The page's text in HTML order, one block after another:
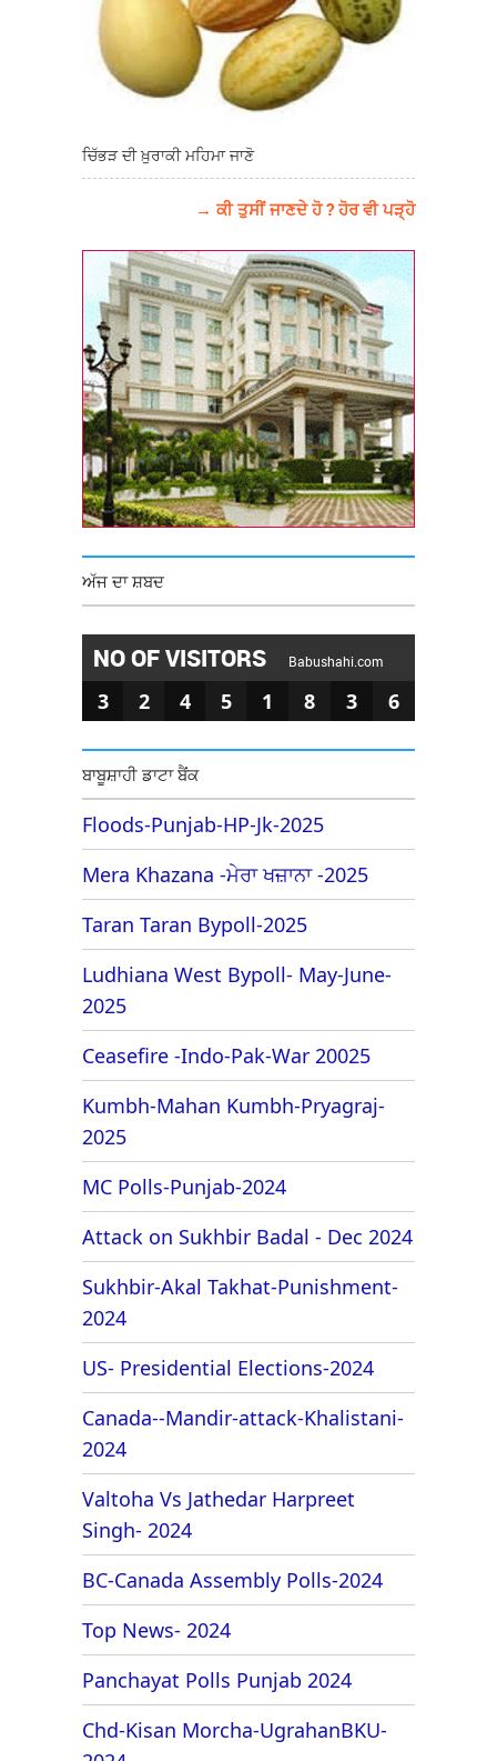
ਚਿੱਭੜ ਦੀ ਖ਼ੁਰਾਕੀ ਮਹਿਮਾ ਜਾਣੋ
→ ਕੀ ਤੁਸੀਂ ਜਾਣਦੇ ਹੋ ? ਹੋਰ ਵੀ ਪੜ੍ਹੋ
ਅੱਜ ਦਾ ਸ਼ਬਦ
NO OF VISITORS Babushahi.com
3 2 4 5 1 8 3 6
ਬਾਬੂਸ਼ਾਹੀ ਡਾਟਾ ਬੈਂਕ
Floods-Punjab-HP-Jk-2025
Mera Khazana -ਮੇਰਾ ਖਜ਼ਾਨਾ -2025
Taran Taran Bypoll-2025
Ludhiana West Bypoll- May-June-
2025
Ceasefire -Indo-Pak-War 20025
Kumbh-Mahan Kumbh-Pryagraj-
2025
MC Polls-Punjab-2024
Attack on Sukhbir Badal - Dec 2024
Sukhbir-Akal Takhat-Punishment-
2024
US- Presidential Elections-2024
Canada--Mandir-attack-Khalistani-
2024
Valtoha Vs Jathedar Harpreet
Singh- 2024
BC-Canada Assembly Polls-2024
Top News- 2024
Panchayat Polls Punjab 2024
Chd-Kisan Morcha-UgrahanBKU-